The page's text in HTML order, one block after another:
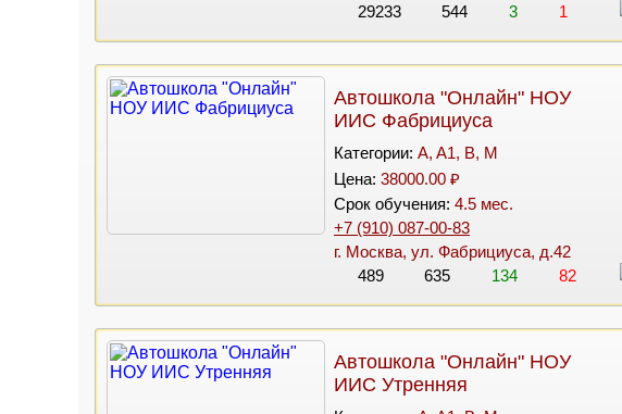
29233
544 3 1
Автошкола "Онлайн" НОУ
ИИС Фабрициуса
Категории: A, A1, B, M
Цена: 38000.00 ₽
Срок обучения: 4.5 мес.
+7 (910) 087-00-83
г. Москва, ул. Фабрициуса, д.42
489
635 134 82
Автошкола "Онлайн" НОУ
ИИС Утренняя